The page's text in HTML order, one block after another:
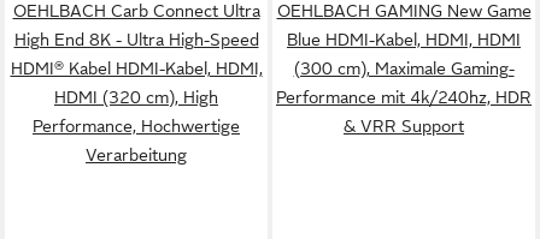
OEHLBACH Carb Connect Ultra
High End 8K - Ultra High-Speed
HDMI® Kabel HDMI-Kabel, HDMI,
HDMI (320 cm), High
Performance, Hochwertige
Verarbeitung
OEHLBACH GAMING New Game
Blue HDMI-Kabel, HDMI, HDMI
(300 cm), Maximale Gaming-
Performance mit 4k/240hz, HDR
& VRR Support